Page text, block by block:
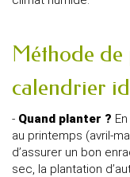
Méthode
calendrier
- Quand planter ?
au printemps (avril-
d’assurer un bon
sec, la plantation